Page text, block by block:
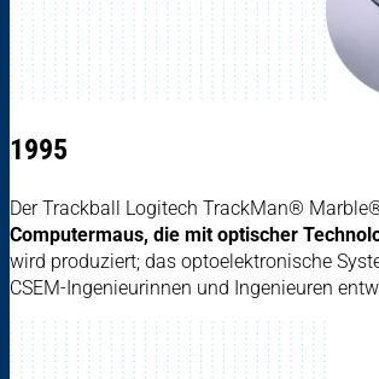
1995
Der Trackball Logitech TrackMan®
Computermaus, die mit optischer
wird produziert; das optoelektronische
CSEM-Ingenieurinnen und ­Ingenieuren